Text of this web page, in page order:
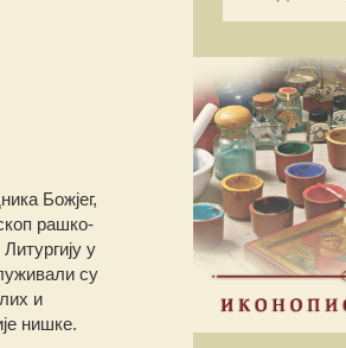
Божјег,
рашко-
у
су
и
нишке.